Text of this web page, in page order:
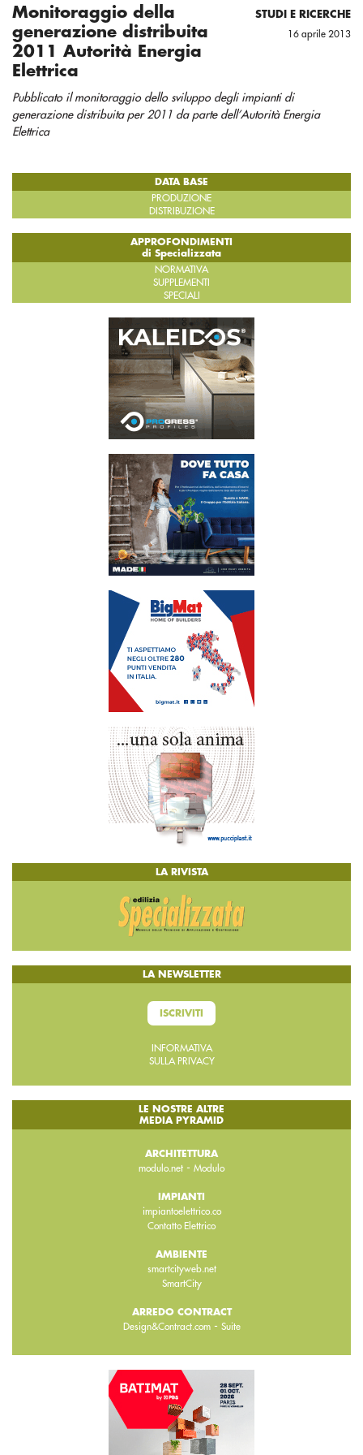
STUDI E RICERCHE
16 aprile 2013
Monitoraggio della
generazione distribuita
2011 Autorità Energia
Elettrica
Pubblicato il monitoraggio dello sviluppo degli impianti di
generazione distribuita per 2011 da parte dell’Autorità Energia
Elettrica
DATA BASE
PRODUZIONE
DISTRIBUZIONE
APPROFONDIMENTI
di Specializzata
NORMATIVA
SUPPLEMENTI
SPECIALI
LA RIVISTA
LA NEWSLETTER
ISCRIVITI
INFORMATIVA
SULLA PRIVACY
LE NOSTRE ALTRE
MEDIA PYRAMID
ARCHITETTURA
modulo.net - Modulo
IMPIANTI
impiantoelettrico.co
Contatto Elettrico
AMBIENTE
smartcityweb.net
SmartCity
ARREDO CONTRACT
Design&Contract.com- Suite